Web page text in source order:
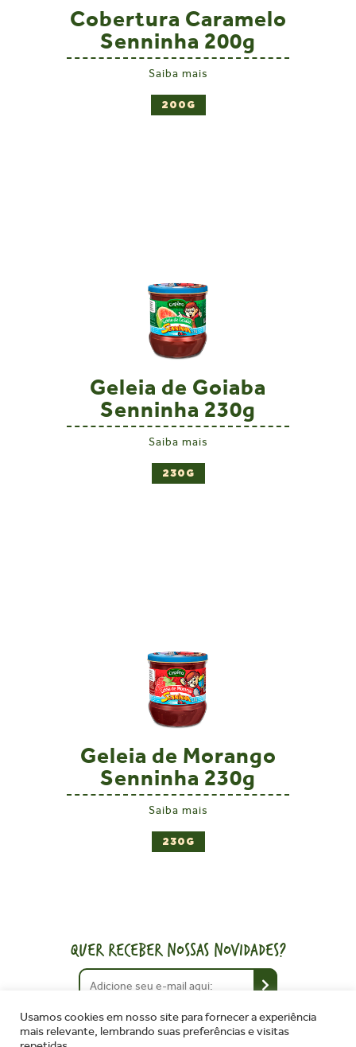
Cobertura Caramelo
Senninha 200g
Saiba mais
200G
Geleia de Goiaba
Senninha 230g
Saiba mais
230G
Geleia de Morango
Senninha 230g
Saiba mais
230G
QUER RECEBER NOSSAS NOVIDADES?
Usamos cookies em nosso site para fornecer a experiência
mais relevante, lembrando suas preferências e visitas